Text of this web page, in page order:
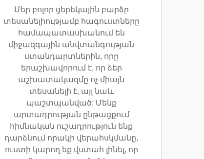
Մեր բոլոր ցերեկային բարձր
տեսանելիությամբ հագուստները
համապատասխանում են
միջազգային անվտանգության
ստանդարտներին, որը
երաշխավորում է, որ ձեր
աշխատակազմը ոչ միայն
տեսանելի է, այլ նաև
պաշտպանված: Մենք
արտադրության ընթացքում
հիմնական ուշադրություն ենք
դարձնում որակի վերահսկմանը,
ուստի կարող եք վստահ լինել, որ